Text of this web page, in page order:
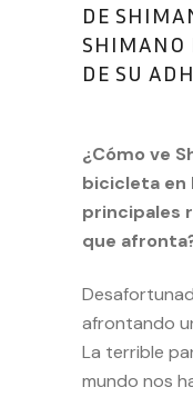
DE
SHIMANO
DE SU
¿Cómo ve
bicicleta en
principales
que
afrontando
La terrible
mundo nos